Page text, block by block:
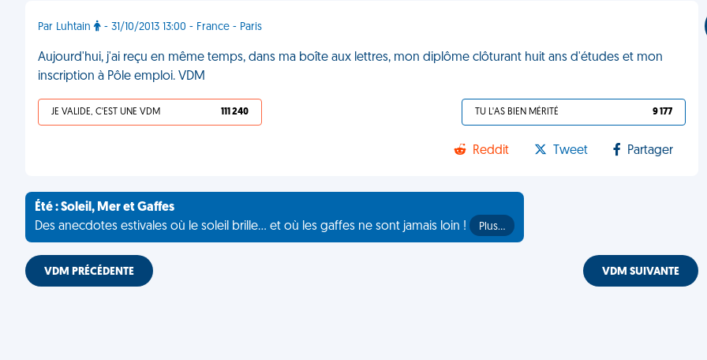
Par Luhtain - 31/10/2013 13:00 - France - Paris
Aujourd'hui, j'ai reçu en même temps, dans ma boîte aux lettres, mon diplôme clôturant huit ans d'études et mon
inscription à Pôle emploi. VDM
JE VALIDE, C'EST UNE VDM 111 240 TU L'AS BIEN MÉRITÉ 9 177
Reddit Tweet Partager
Été : Soleil, Mer et Gaffes
Des anecdotes estivales où le soleil brille... et où les gaffes ne sont jamais loin !
Plus…
VDM PRÉCÉDENTE VDM SUIVANTE